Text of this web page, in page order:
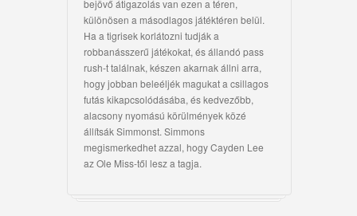
bejövő átigazolás van ezen a téren,
különösen a másodlagos játéktéren belül.
Ha a tigrisek korlátozni tudják a
robbanásszerű játékokat, és állandó pass
rush-t találnak, készen akarnak állni arra,
hogy jobban beleéljék magukat a csillagos
futás kikapcsolódásába, és kedvezőbb,
alacsony nyomású körülmények közé
állítsák Simmonst. Simmons
megismerkedhet azzal, hogy Cayden Lee
az Ole Miss-től lesz a tagja.